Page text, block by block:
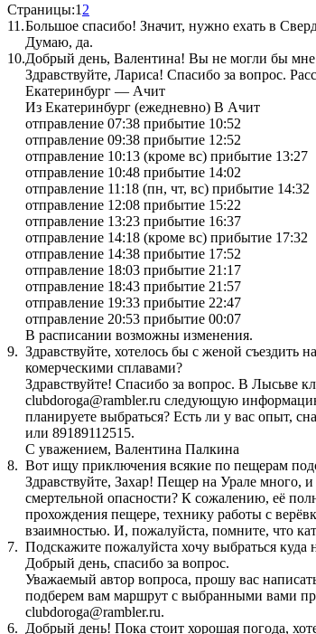
Страницы:1 2
11.Большое спасибо! Значит, нужно ехать в
Думаю, да.
10.Добрый день, Валентина! Вы не могли бы
Здравствуйте, Лариса! Спасибо за вопрос.
Екатеринбург — Ачит
Из Екатеринбург (ежедневно) В Ачит
отправление 07:38 прибытие 10:52
отправление 09:38 прибытие 12:52
отправление 10:13 (кроме вс) прибытие 13:27
отправление 10:48 прибытие 14:02
отправление 11:18 (пн, чт, вс) прибытие 14:32
отправление 12:08 прибытие 15:22
отправление 13:23 прибытие 16:37
отправление 14:18 (кроме вс) прибытие 17:32
отправление 14:38 прибытие 17:52
отправление 18:03 прибытие 21:17
отправление 18:43 прибытие 21:57
отправление 19:33 прибытие 22:47
отправление 20:53 прибытие 00:07
В расписании возможны изменения.
9. Здравствуйте, хотелось бы с женой съездить
комерческими сплавами?
Здравствуйте! Спасибо за вопрос. В Лысьве
clubdoroga@rambler.ru следующую
планируете выбраться? Есть ли у вас опыт,
или 89189112515.
С уважением, Валентина Палкина
8. Вот ищу приключения всякие по пещерам
Здравствуйте, Захар! Пещер на Урале
смертельной опасности? К сожалению, её
прохождения пещере, технику работы с
взаимностью. И, пожалуйста, помните, что
7. Подскажите пожалуйста хочу выбраться куда
Добрый день, спасибо за вопрос.
Уважаемый автор вопроса, прошу вас
подберем вам маршрут с выбранными вами
clubdoroga@rambler.ru.
6. Добрый день! Пока стоит хорошая погода,